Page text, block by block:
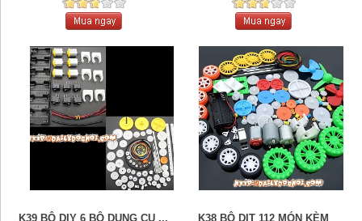
K39 BỘ DIY 6 BỘ DỤNG CỤ ...
K38 BỘ DIT 112 MÓN KÈM